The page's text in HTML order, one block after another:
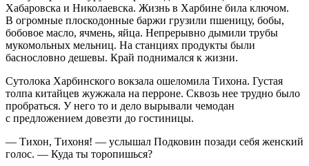
Хабаровска и Николаевска. Жизнь в Харбине била ключом.
В огромные плоскодонные баржи грузили пшеницу, бобы,
бобовое масло, ячмень, яйца. Непрерывно дымили трубы
мукомольных мельниц. На станциях продукты были
баснословно дешевы. Край поднимался к жизни.
Сутолока Харбинского вокзала ошеломила Тихона. Густая
толпа китайцев жужжала на перроне. Сквозь нее трудно было
пробраться. У него то и дело вырывали чемодан
с предложением довезти до гостиницы.
— Тихон, Тихоня! — услышал Подковин позади себя женский
голос. — Куда ты торопишься?